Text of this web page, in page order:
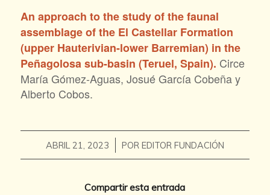
An approach to the study of the faunal
assemblage of the El Castellar Formation
(upper Hauterivian-lower Barremian) in the
Peñagolosa sub-basin (Teruel, Spain). Circe
María Gómez-Aguas, Josué García Cobeña y
Alberto Cobos.
ABRIL 21, 2023
/ POR EDITOR FUNDACIÓN
Compartir esta entrada